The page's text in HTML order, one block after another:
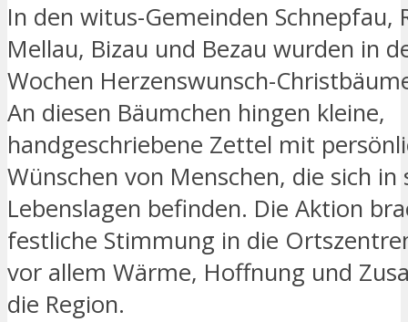
In den witus-Gemeinden Schnepfau,
Mellau, Bizau und Bezau wurden in
Wochen Herzenswunsch-
An diesen Bäumchen hingen kleine,
handgeschriebene Zettel mit
Wünschen von Menschen, die sich in
Lebenslagen befinden. Die Aktion
festliche Stimmung in die
vor allem Wärme, Hoffnung und
die Region.